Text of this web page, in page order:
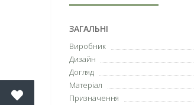
ЗАГАЛЬНІ
Виробник
Дизайн
Догляд
Матеріал
Призначення